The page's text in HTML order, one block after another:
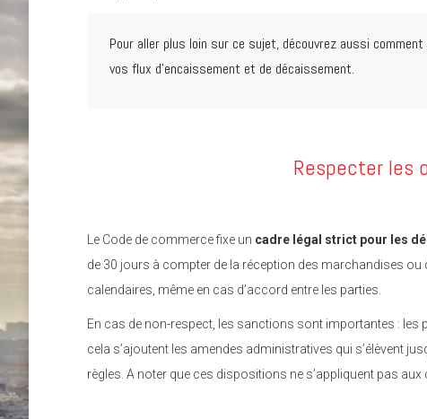
Pour aller plus loin sur ce sujet, découvrez aussi comment
vos flux d’encaissement et de décaissement.
Respecter les
Le Code de commerce fixe un cadre légal strict pour les
de 30 jours à compter de la réception des marchandises
calendaires, même en cas d’accord entre les parties.
En cas de non-respect, les sanctions sont importantes : les
cela s’ajoutent les amendes administratives qui s’élèvent
règles. A noter que ces dispositions ne s’appliquent pas